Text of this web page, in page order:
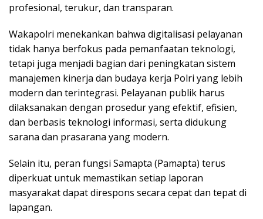
profesional, terukur, dan transparan.
Wakapolri menekankan bahwa digitalisasi pelayanan
tidak hanya berfokus pada pemanfaatan teknologi,
tetapi juga menjadi bagian dari peningkatan sistem
manajemen kinerja dan budaya kerja Polri yang lebih
modern dan terintegrasi. Pelayanan publik harus
dilaksanakan dengan prosedur yang efektif, efisien,
dan berbasis teknologi informasi, serta didukung
sarana dan prasarana yang modern.
Selain itu, peran fungsi Samapta (Pamapta) terus
diperkuat untuk memastikan setiap laporan
masyarakat dapat direspons secara cepat dan tepat di
lapangan.